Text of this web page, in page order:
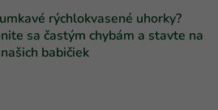
rýchlokvasené uhorky?
sa častým chybám a stavte na
babičiek